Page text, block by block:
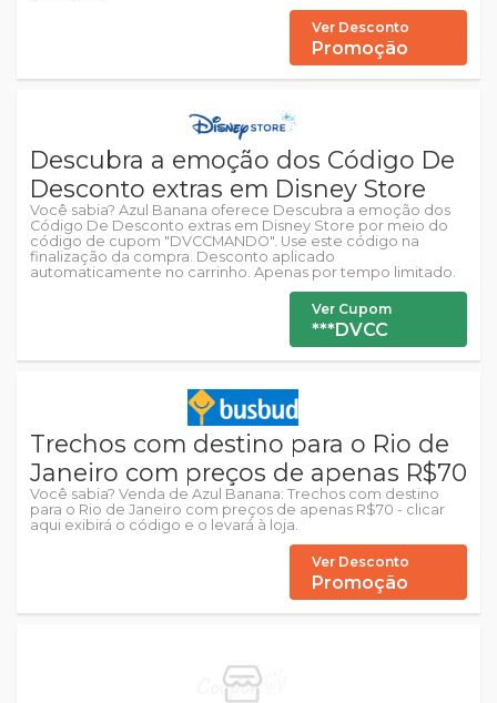
Ver Desconto
Promoção
Descubra a emoção dos Código De
Desconto extras em Disney Store
Você sabia? Azul Banana oferece Descubra a emoção dos
Código De Desconto extras em Disney Store por meio do
código de cupom "DVCCMANDO". Use este código na
finalização da compra. Desconto aplicado
automaticamente no carrinho. Apenas por tempo limitado.
Ver Cupom
***DVCC
Trechos com destino para o Rio de
Janeiro com preços de apenas R$70
Você sabia? Venda de Azul Banana: Trechos com destino
para o Rio de Janeiro com preços de apenas R$70 - clicar
aqui exibirá o código e o levará à loja.
Ver Desconto
Promoção